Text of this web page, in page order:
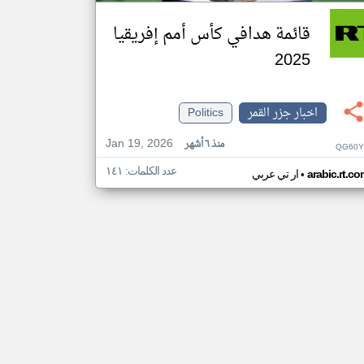
قائمة هدافي كأس أمم إفريقيا
2025
اخبار جزر القمر
Politics
Jan 19, 2026
منذ ٦ أشهر
ار تي عربي• عدد الكلمات: ١٤١